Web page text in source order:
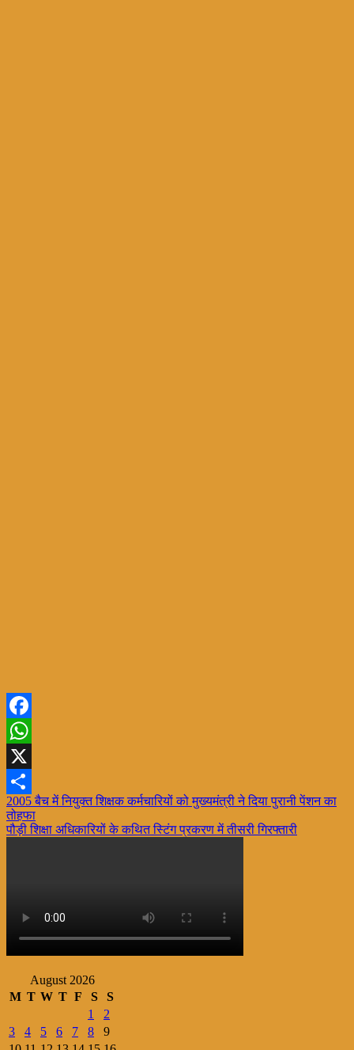
Facebook
WhatsApp
X
Share
Post
navigation
2005 बैच में नियुक्त शिक्षक कर्मचारियों को मुख्यमंत्री ने दिया पुरानी पेंशन का
तोहफा
पौड़ी शिक्षा अधिकारियों के कथित स्टिंग प्रकरण में तीसरी गिरफ्तारी
August 2026
M T W T F S
S
1
2
3
4 5 6 7 8
9